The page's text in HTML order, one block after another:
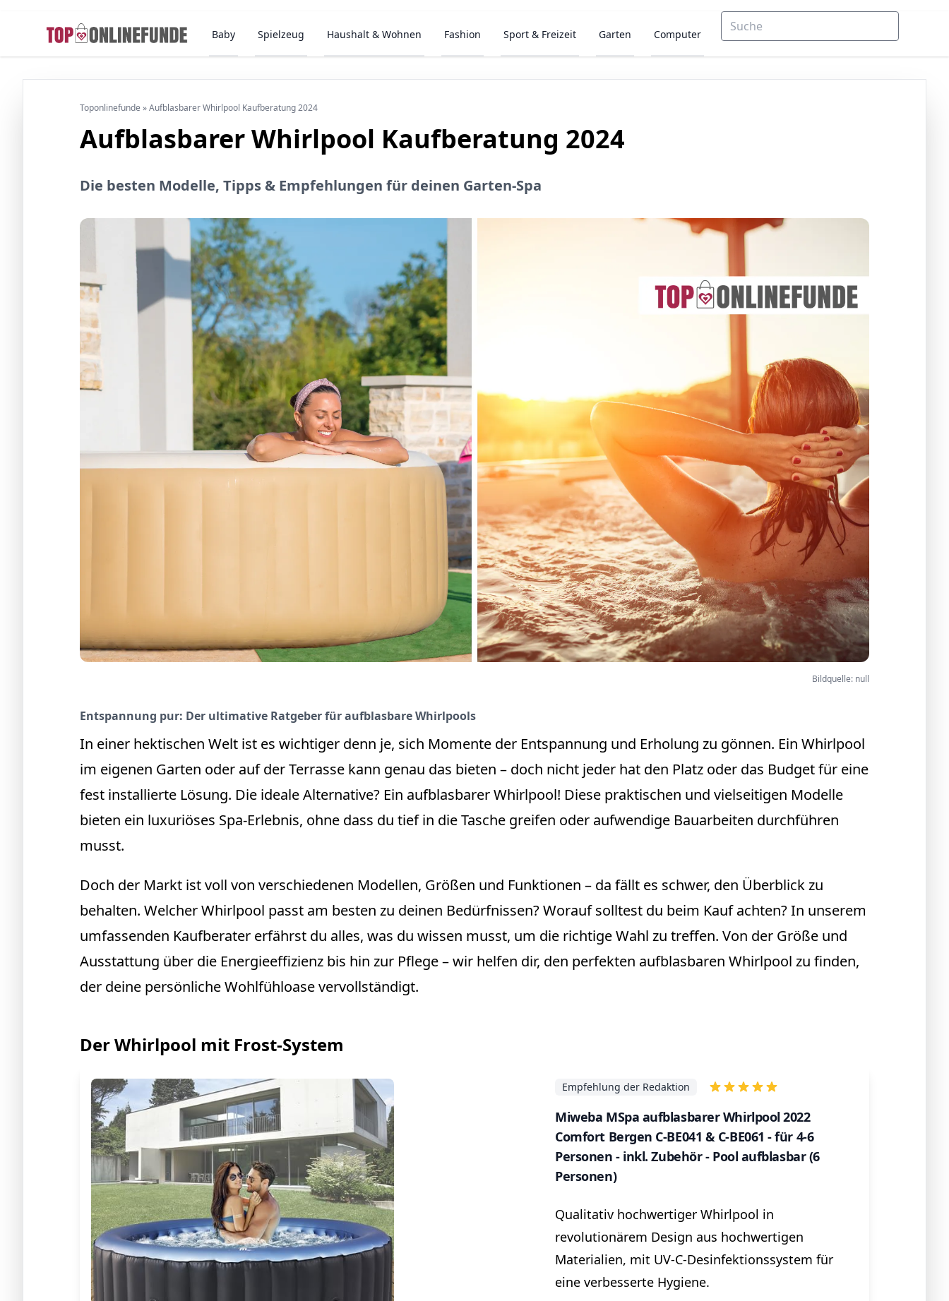
Baby Spielzeug Haushalt & Wohnen Fashion Sport & Freizeit Garten Computer
Toponlinefunde »Aufblasbarer Whirlpool Kaufberatung 2024
Aufblasbarer Whirlpool Kaufberatung 2024
Die besten Modelle, Tipps & Empfehlungen für deinen Garten-Spa
Bildquelle: null
Entspannung pur: Der ultimative Ratgeber für aufblasbare Whirlpools
In einer hektischen Welt ist es wichtiger denn je, sich Momente der Entspannung und Erholung zu gönnen. Ein Whirlpool
im eigenen Garten oder auf der Terrasse kann genau das bieten – doch nicht jeder hat den Platz oder das Budget für eine
fest installierte Lösung. Die ideale Alternative? Ein aufblasbarer Whirlpool! Diese praktischen und vielseitigen Modelle
bieten ein luxuriöses Spa-Erlebnis, ohne dass du tief in die Tasche greifen oder aufwendige Bauarbeiten durchführen
musst.
Doch der Markt ist voll von verschiedenen Modellen, Größen und Funktionen – da fällt es schwer, den Überblick zu
behalten. Welcher Whirlpool passt am besten zu deinen Bedürfnissen? Worauf solltest du beim Kauf achten? In unserem
umfassenden Kaufberater erfährst du alles, was du wissen musst, um die richtige Wahl zu treffen. Von der Größe und
Ausstattung über die Energieeffizienz bis hin zur Pflege – wir helfen dir, den perfekten aufblasbaren Whirlpool zu finden,
der deine persönliche Wohlfühloase vervollständigt.
Der Whirlpool mit Frost-System
Miweba MSpa aufblasbarer Whirlpool 2022
Comfort Bergen C-BE041 & C-BE061 - für 4-6
Personen - inkl. Zubehör - Pool aufblasbar (6
Personen)
Empfehlung der Redaktion
Qualitativ hochwertiger Whirlpool in
revolutionärem Design aus hochwertigen
Materialien, mit UV-C-Desinfektionssystem für
eine verbesserte Hygiene.